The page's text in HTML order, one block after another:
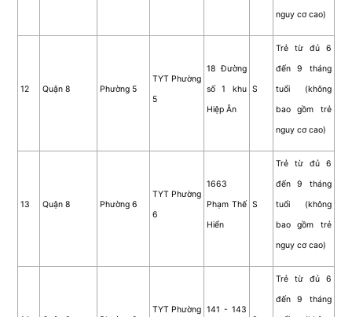
nguy cơ cao)
12 Quận 8 Phường 5
TYT Phường
5
18 Đường
số 1 khu
Hiệp Ân
S
Trẻ từ đủ 6
đến 9 tháng
tuổi (không
bao gồm trẻ
nguy cơ cao)
13 Quận 8 Phường 6
TYT Phường
6
1663
Phạm Thế
Hiển
S
Trẻ từ đủ 6
đến 9 tháng
tuổi (không
bao gồm trẻ
nguy cơ cao)
TYT Phường 141 - 143
Trẻ từ đủ 6
đến 9 tháng